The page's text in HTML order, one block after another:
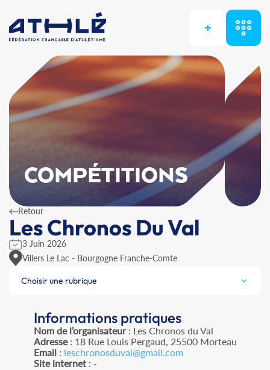
+
COMPÉTITIONS
Retour
Les Chronos Du Val
3 Juin 2026
Villers Le Lac - Bourgogne Franche-Comte
Choisir une rubrique
Informations pratiques
Nom de l’organisateur: Les Chronos du Val
Adresse: 18 Rue Louis Pergaud, 25500 Morteau
Email: leschronosduval@gmail.com
Site internet: -